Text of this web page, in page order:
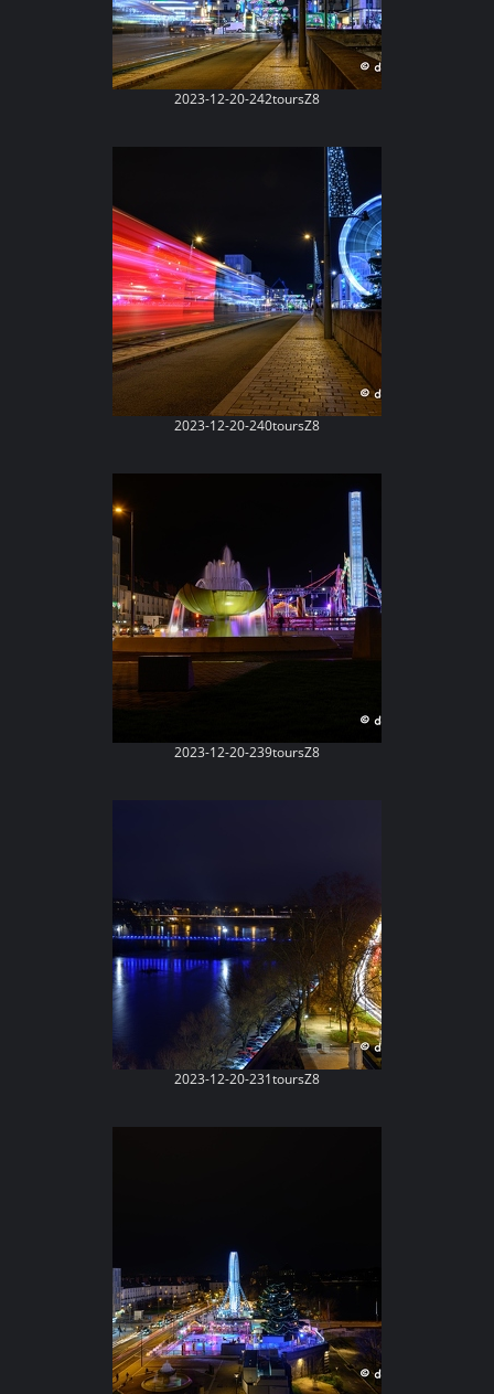
2023-12-20-242toursZ8
2023-12-20-240toursZ8
2023-12-20-239toursZ8
2023-12-20-231toursZ8